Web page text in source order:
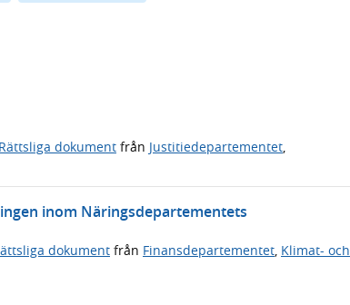
Rättsliga dokument från Justitiedepartementet,
inom Näringsdepartementets
dokument från Finansdepartementet Klimat- och